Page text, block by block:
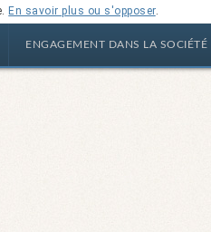
En savoir plus ou s'opposer.
ENGAGEMENT DANS LA SOCIÉTÉ